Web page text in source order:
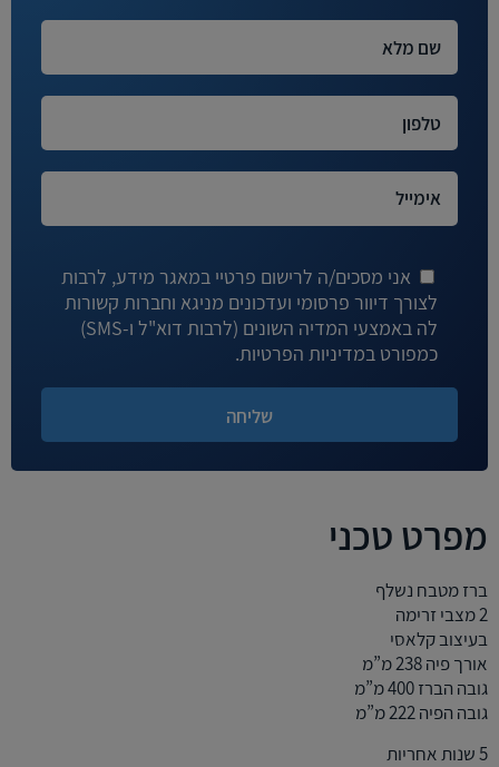
אני מסכים/ה לרישום פרטיי במאגר מידע, לרבות
לצורך דיוור פרסומי ועדכונים מניגא וחברות קשורות
לה באמצעי המדיה השונים (לרבות דוא"ל ו-SMS)
כמפורט במדיניות הפרטיות.
מפרט טכני
ברז מטבח נשלף
2 מצבי זרימה
בעיצוב קלאסי
אורך פיה 238 מ”מ
גובה הברז 400 מ”מ
גובה הפיה 222 מ”מ
5 שנות אחריות